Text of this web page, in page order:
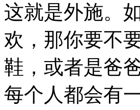
这就是外施。
欢，那你要不
鞋，或者是爸
每个人都会有